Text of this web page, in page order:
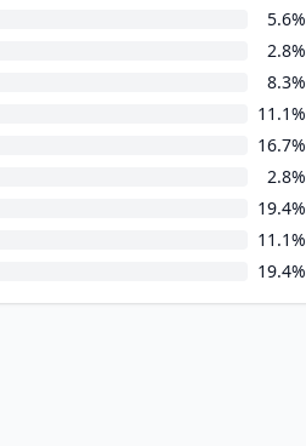
5.6%
2.8%
8.3%
11.1%
16.7%
2.8%
19.4%
11.1%
19.4%